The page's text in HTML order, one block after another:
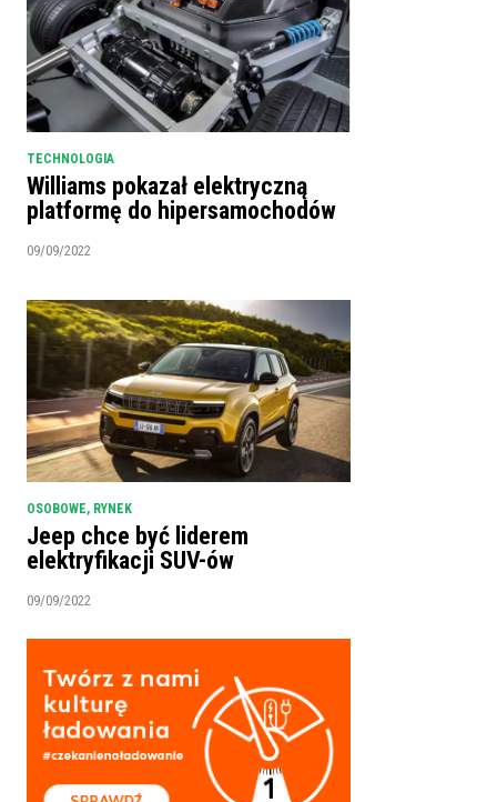
TECHNOLOGIA
Williams pokazał elektryczną
platformę do hipersamochodów
09/09/2022
OSOBOWE, RYNEK
Jeep chce być liderem
elektryfikacji SUV-ów
09/09/2022